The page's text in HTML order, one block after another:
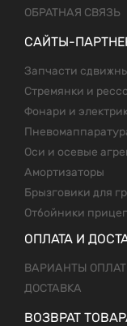
ОБРАТНАЯ СВЯЗЬ
САЙТЫ-
Запчасти
Стремянки и
Фонари и
Оси и осевые
Амортизаторы
Брызговики для
Отбойники
ОПЛАТА И
ВАРИАНТЫ
ДОСТАВКА
ВОЗВРАТ